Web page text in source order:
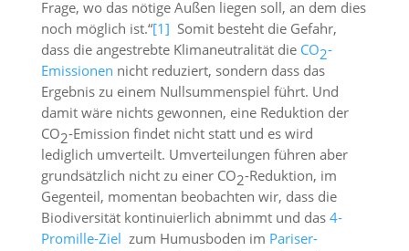
Frage, wo das nötige Außen liegen soll, an dem dies
noch möglich ist.“[1] Somit besteht die Gefahr,
dass die angestrebte Klimaneutralität die CO2-
Emissionen nicht reduziert, sondern dass das
Ergebnis zu einem Nullsummenspiel führt. Und
damit wäre nichts gewonnen, eine Reduktion der
CO2-Emission findet nicht statt und es wird
lediglich umverteilt. Umverteilungen führen aber
grundsätzlich nicht zu einer CO2-Reduktion, im
Gegenteil, momentan beobachten wir, dass die
Biodiversität kontinuierlich abnimmt und das4-
Promille-Ziel zum Humusboden im Pariser-